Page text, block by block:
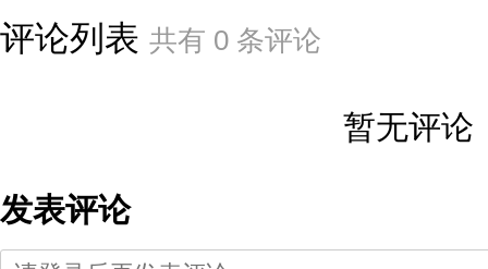
评论列表 共有 0 条评论
暂无评论
发表评论